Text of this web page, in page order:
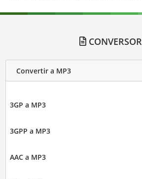
CONVERSOR
Convertir a MP3
3GP a MP3
3GPP a MP3
AAC a MP3